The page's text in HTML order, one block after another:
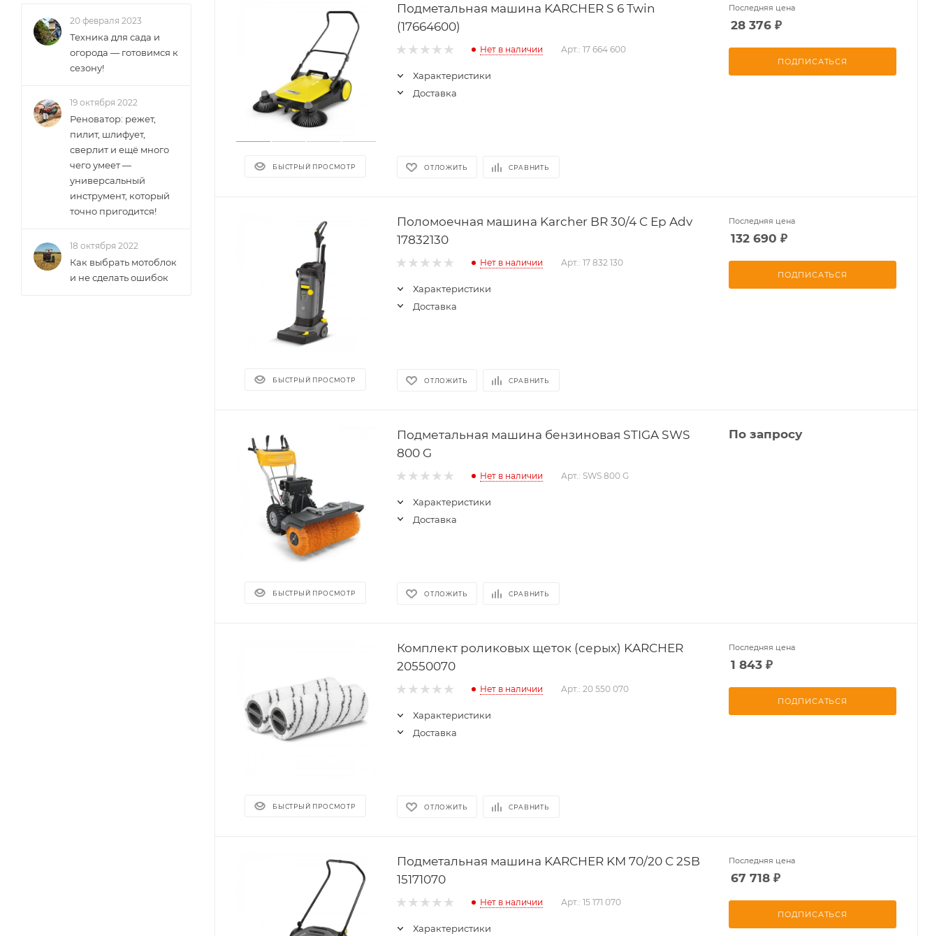
БЫСТРЫЙ ПРОСМОТР
Подмeтальная машина KARCHER S 6 Twin
(17664600)
Нет в наличии Арт.: 17 664 600
Характеристики
Доставка
ОТЛОЖИТЬ СРАВНИТЬ
Последняя цена
28 376 ₽
ПОДПИСАТЬСЯ
БЫСТРЫЙ ПРОСМОТР
Поломоечная машина Karcher BR 30/4 C Ep Adv
17832130
Нет в наличии Арт.: 17 832 130
Характеристики
Доставка
ОТЛОЖИТЬ СРАВНИТЬ
Последняя цена
132 690 ₽
ПОДПИСАТЬСЯ
БЫСТРЫЙ ПРОСМОТР
Подметальная машина бензиновая STIGA SWS
800 G
Нет в наличии Арт.: SWS 800 G
Характеристики
Доставка
ОТЛОЖИТЬ СРАВНИТЬ
По запросу
БЫСТРЫЙ ПРОСМОТР
Комплект роликовых щеток (серых) KARCHER
20550070
Нет в наличии Арт.: 20 550 070
Характеристики
Доставка
ОТЛОЖИТЬ СРАВНИТЬ
Последняя цена
1 843 ₽
ПОДПИСАТЬСЯ
Подмeтальная машина KARCHER KM 70/20 C 2SB
15171070
Нет в наличии Арт.: 15 171 070
Характеристики
Последняя цена
67 718 ₽
ПОДПИСАТЬСЯ
20 февраля 2023
Техника для сада и
огорода — готовимся к
сезону!
19 октября 2022
Реноватор: режет,
пилит, шлифует,
сверлит и ещё много
чего умеет —
универсальный
инструмент, который
точно пригодится!
18 октября 2022
Как выбрать мотоблок
и не сделать ошибок